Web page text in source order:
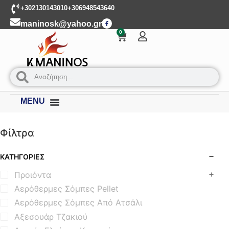
+302130143010+306948543640
maninosk@yahoo.gr
0
MENU
Φίλτρα
ΚΑΤΗΓΟΡΊΕΣ
Προιόντα
Αερόθερμες Σόμπες Pellet
Αερόθερμες Σόμπες Από Ατσάλι
Αξεσουάρ Τζακιού